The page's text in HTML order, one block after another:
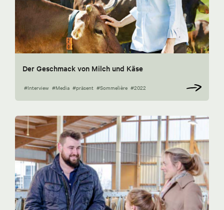
Der Geschmack von Milch und Käse
#Interview #Media #präsent #Sommelière #2022